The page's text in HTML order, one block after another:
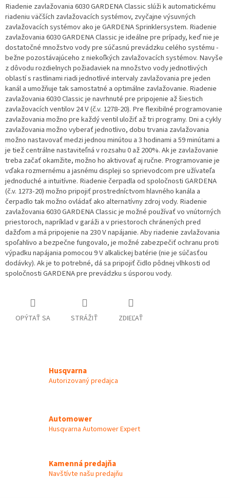
Riadenie zavlažovania 6030 GARDENA Classic slúži k automatickému
riadeniu väčších zavlažovacích systémov, zvyčajne výsuvných
zavlažovacích systémov ako je GARDENA Sprinklersystem. Riadenie
zavlažovania 6030 GARDENA Classic je ideálne pre prípady, keď nie je
dostatočné množstvo vody pre súčasnú prevádzku celého systému -
bežne pozostávajúceho z niekoľkých zavlažovacích systémov. Navyše
z dôvodu rozdielnych požiadaviek na množstvo vody jednotlivých
oblastí s rastlinami riadi jednotlivé intervaly zavlažovania pre jeden
kanál a umožňuje tak samostatné a optimálne zavlažovanie. Riadenie
zavlažovania 6030 Classic je navrhnuté pre pripojenie až šiestich
zavlažovacích ventilov 24 V (č.v. 1278-20). Pre flexibilné programovanie
zavlažovania možno pre každý ventil uložiť až tri programy. Dni a cykly
zavlažovania možno vyberať jednotlivo, dobu trvania zavlažovania
možno nastavovať medzi jednou minútou a 3 hodinami a 59 minútami a
je tiež centrálne nastaviteľná v rozsahu 0 až 200%. Ak je zavlažovanie
treba začať okamžite, možno ho aktivovať aj ručne. Programovanie je
vďaka rozmernému a jasnému displeji so sprievodcom pre užívateľa
jednoduché a intuitívne. Riadenie čerpadla od spoločnosti GARDENA
(č.v. 1273-20) možno pripojiť prostredníctvom hlavného kanála a
čerpadlo tak možno ovládať ako alternatívny zdroj vody. Riadenie
zavlažovania 6030 GARDENA Classic je možné používať vo vnútorných
priestoroch, napríklad v garáži a v priestoroch chránených pred
dažďom a má pripojenie na 230 V napájanie. Aby riadenie zavlažovania
spoľahlivo a bezpečne fungovalo, je možné zabezpečiť ochranu proti
výpadku napájania pomocou 9 V alkalickej batérie (nie je súčasťou
dodávky). Ak je to potrebné, dá sa pripojiť čidlo pôdnej vlhkosti od
spoločnosti GARDENA pre prevádzku s úsporou vody.
OPÝTAŤ SA STRÁŽIŤ ZDIEĽAŤ
Husqvarna
Autorizovaný predajca
Automower
Husqvarna Automower Expert
Kamenná predajňa
Navštívte našu predajňu